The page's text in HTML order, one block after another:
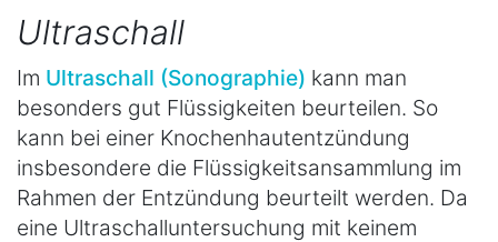
Ultraschall
Im Ultraschall (Sonographie) kann man
besonders gut Flüssigkeiten beurteilen. So
kann bei einer Knochenhautentzündung
insbesondere die Flüssigkeitsansammlung im
Rahmen der Entzündung beurteilt werden. Da
eine Ultraschalluntersuchung mit keinem